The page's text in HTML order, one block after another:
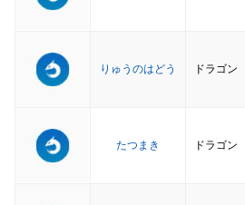
りゅうのはどう ドラゴン
たつまき ドラゴン